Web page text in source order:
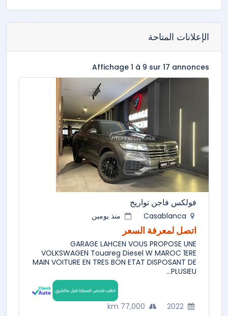
الإعلانات المتاحة
Affichage 1 à 9 sur 17 annonces
فولكس فاجن تواريج
اتصل لمعرفة السعر
GARAGE LAHCEN VOUS PROPOSE UNE
VOLKSWAGEN Touareg Diesel W MAROC 1ERE
MAIN VOITURE EN TRES BON ETAT DISPOSANT DE
PLUSIEU...